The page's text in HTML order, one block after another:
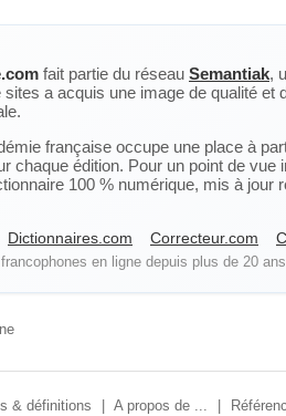
fait partie du réseau Semantiak,
a acquis une image de qualité et
française occupe une place à
chaque édition. Pour un point de vue
100 % numérique, mis à jour
Dictionnaires.com Correcteur.com
en ligne depuis plus de 20
& définitions A propos de ...